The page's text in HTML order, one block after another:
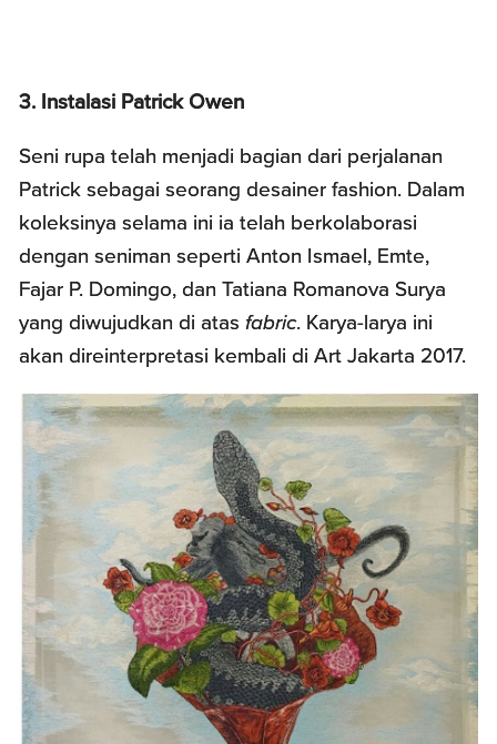
3. Instalasi Patrick Owen
Seni rupa telah menjadi bagian dari perjalanan
Patrick sebagai seorang desainer fashion. Dalam
koleksinya selama ini ia telah berkolaborasi
dengan seniman seperti Anton Ismael, Emte,
Fajar P. Domingo, dan Tatiana Romanova Surya
yang diwujudkan di atasfabric. Karya-larya ini
akan direinterpretasi kembali di Art Jakarta 2017.